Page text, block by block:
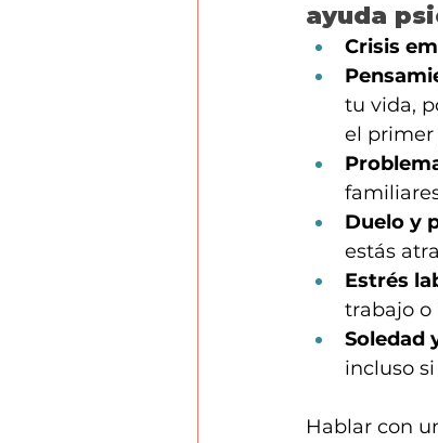
ayuda
Crisis
tu vida,
el primer
Duelo y
estás
Estrés
trabajo o
Soledad
incluso
Hablar con